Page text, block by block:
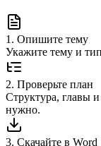
1 . Опишите тему
Укажите тему и
2. Проверьте план
Структура, главы
нужно.
3. Скачайте в Word